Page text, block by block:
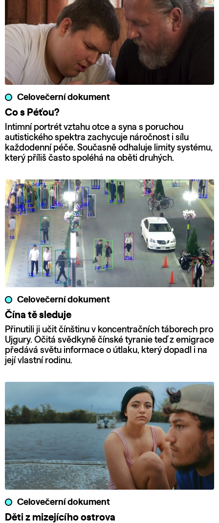
Celovečerní dokument
Co s Péťou?
Intimní portrét vztahu otce a syna s poruchou
autistického spektra zachycuje náročnost i sílu
každodenní péče. Současně odhaluje limity systému,
který příliš často spoléhá na oběti druhých.
Celovečerní dokument
Čína tě sleduje
Přinutili ji učit čínštinu v koncentračních táborech pro
Ujgury. Očitá svědkyně čínské tyranie teď z emigrace
předává světu informace o útlaku, který dopadl i na
její vlastní rodinu.
Celovečerní dokument
Děti z mizejícího ostrova